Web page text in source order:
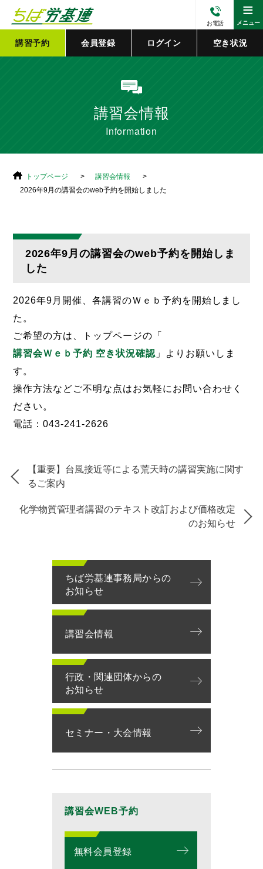
≡
メニュー
お電話
講習予約 会員登録 ログイン 空き状況
講習会情報
Information
トップページ
講習会情報
2026年9月の講習会のweb予約を開始しました
2026年9月の講習会のweb予約を開始しま
した
2026年9月開催、各講習のＷｅｂ予約を開始しまし
た。
ご希望の方は、トップページの「
講習会Ｗｅｂ予約 空き状況確認 」よりお願いしま
す。
操作方法などご不明な点はお気軽にお問い合わせく
ださい。
電話：043-241-2626
【重要】台風接近等による荒天時の講習実施に関す
るご案内
化学物質管理者講習のテキスト改訂および価格改定
のお知らせ
ちば労基連事務局からの
お知らせ
講習会情報
行政・関連団体からの
お知らせ
セミナー・大会情報
講習会WEB予約
無料会員登録